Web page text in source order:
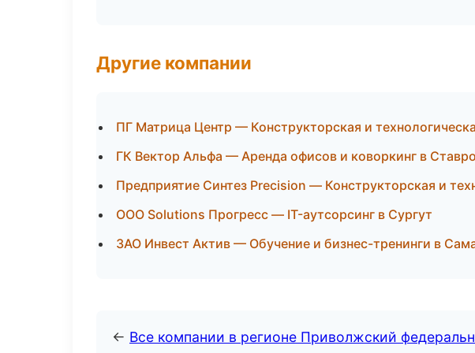
Другие компании
ПГ Матрица Центр — Конструкторская и
ГК Вектор Альфа — Аренда офисов и коворкинг в
Предприятие Синтез Precision — Конструкторская и
ООО Solutions Прогресс — IT-аутсорсинг в Сургут
ЗАО Инвест Актив — Обучение и бизнес-тренинги в
← Все компании в регионе Приволжский